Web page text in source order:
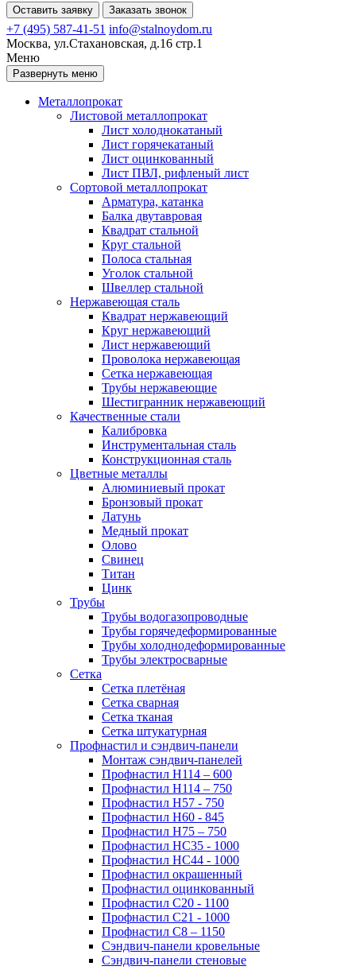
Оставить заявку Заказать звонок
+7 (495) 587-41-51 info@stalnoydom.ru
Москва, ул.Стахановская, д.16 стр.1
Меню
Развернуть меню
Металлопрокат
Листовой металлопрокат
Лист холоднокатаный
Лист горячекатаный
Лист оцинкованный
Лист ПВЛ, рифленый лист
Сортовой металлопрокат
Арматура, катанка
Балка двутавровая
Квадрат стальной
Круг стальной
Полоса стальная
Уголок стальной
Швеллер стальной
Нержавеющая сталь
Квадрат нержавеющий
Круг нержавеющий
Лист нержавеющий
Проволока нержавеющая
Сетка нержавеющая
Трубы нержавеющие
Шестигранник нержавеющий
Качественные стали
Калибровка
Инструментальная сталь
Конструкционная сталь
Цветные металлы
Алюминиевый прокат
Бронзовый прокат
Латунь
Медный прокат
Олово
Свинец
Титан
Цинк
Трубы
Трубы водогазопроводные
Трубы горячедеформированные
Трубы холоднодеформированные
Трубы электросварные
Сетка
Сетка плетёная
Сетка сварная
Сетка тканая
Сетка штукатурная
Профнастил и сэндвич-панели
Монтаж сэндвич-панелей
Профнастил Н114 – 600
Профнастил Н114 – 750
Профнастил Н57 - 750
Профнастил Н60 - 845
Профнастил Н75 – 750
Профнастил НС35 - 1000
Профнастил НС44 - 1000
Профнастил окрашенный
Профнастил оцинкованный
Профнастил С20 - 1100
Профнастил С21 - 1000
Профнастил С8 – 1150
Сэндвич-панели кровельные
Сэндвич-панели стеновые